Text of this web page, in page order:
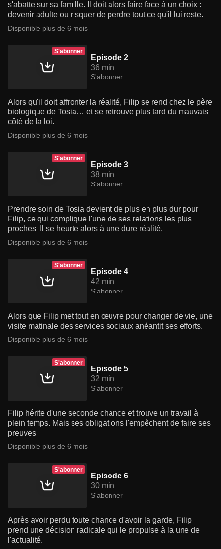
s'abatte sur sa famille. Il doit alors faire face à un choix :
devenir adulte ou risquer de perdre tout ce qu'il lui reste.
Disponible plus de 6 mois
S'abonner
Episode 2
36 min
S'abonner
Alors qu'il doit affronter la réalité, Filip se rend chez le père
biologique de Tosia… et se retrouve plus tard du mauvais
côté de la loi.
Disponible plus de 6 mois
S'abonner
Episode 3
38 min
S'abonner
Prendre soin de Tosia devient de plus en plus dur pour
Filip, ce qui complique l'une de ses relations les plus
proches. Il se heurte alors à une dure réalité.
Disponible plus de 6 mois
S'abonner
Episode 4
42 min
S'abonner
Alors que Filip met tout en œuvre pour changer de vie, une
visite matinale des services sociaux anéantit ses efforts.
Disponible plus de 6 mois
S'abonner
Episode 5
32 min
S'abonner
Filip hérite d'une seconde chance et trouve un travail à
plein temps. Mais ses obligations l'empêchent de faire ses
preuves.
Disponible plus de 6 mois
S'abonner
Episode 6
30 min
S'abonner
Après avoir perdu toute chance d'avoir la garde, Filip
prend une décision radicale qui le propulse à la une de
l'actualité.